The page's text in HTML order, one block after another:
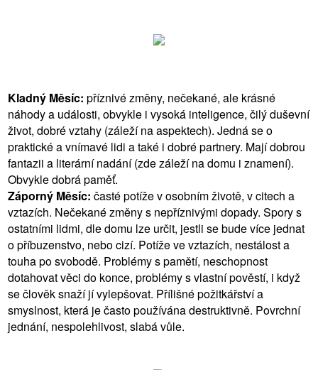
Kladný Měsíc: příznivé změny, nečekané, ale krásné
náhody a události, obvykle i vysoká inteligence, čilý duševní
život, dobré vztahy (záleží na aspektech). Jedná se o
praktické a vnímavé lidi a také i dobré partnery. Mají dobrou
fantazii a literární nadání (zde záleží na domu i znamení).
Obvykle dobrá paměť.
Záporný Měsíc: časté potíže v osobním životě, v citech a
vztazích. Nečekané změny s nepříznivými dopady. Spory s
ostatními lidmi, dle domu lze určit, jestli se bude více jednat
o příbuzenstvo, nebo cizí. Potíže ve vztazích, nestálost a
touha po svobodě. Problémy s pamětí, neschopnost
dotahovat věci do konce, problémy s vlastní pověstí, i když
se člověk snaží jí vylepšovat. Přílišné požitkářství a
smyslnost, která je často používána destruktivně. Povrchní
jednání, nespolehlivost, slabá vůle.